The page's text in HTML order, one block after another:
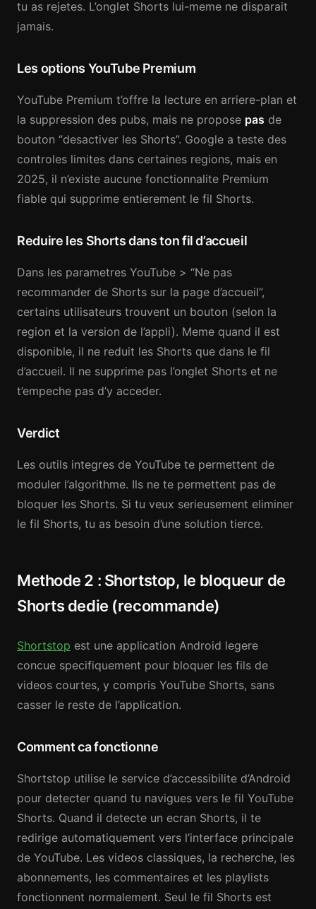
tu as rejetes. L’onglet Shorts lui-meme ne disparait
jamais.
Les options YouTube Premium
YouTube Premium t’offre la lecture en arriere-plan et
la suppression des pubs, mais ne propose pas de
bouton “desactiver les Shorts”. Google a teste des
controles limites dans certaines regions, mais en
2025, il n’existe aucune fonctionnalite Premium
fiable qui supprime entierement le fil Shorts.
Reduire les Shorts dans ton fil d’accueil
Dans les parametres YouTube > “Ne pas
recommander de Shorts sur la page d’accueil”,
certains utilisateurs trouvent un bouton (selon la
region et la version de l’appli). Meme quand il est
disponible, il ne reduit les Shorts que dans le fil
d’accueil. Il ne supprime pas l’onglet Shorts et ne
t’empeche pas d’y acceder.
Verdict
Les outils integres de YouTube te permettent de
moduler l’algorithme. Ils ne te permettent pas de
bloquer les Shorts. Si tu veux serieusement eliminer
le fil Shorts, tu as besoin d’une solution tierce.
Methode 2 : Shortstop, le bloqueur de
Shorts dedie (recommande)
Shortstop est une application Android legere
concue specifiquement pour bloquer les fils de
videos courtes, y compris YouTube Shorts, sans
casser le reste de l’application.
Comment ca fonctionne
Shortstop utilise le service d’accessibilite d’Android
pour detecter quand tu navigues vers le fil YouTube
Shorts. Quand il detecte un ecran Shorts, il te
redirige automatiquement vers l’interface principale
de YouTube. Les videos classiques, la recherche, les
abonnements, les commentaires et les playlists
fonctionnent normalement. Seul le fil Shorts est